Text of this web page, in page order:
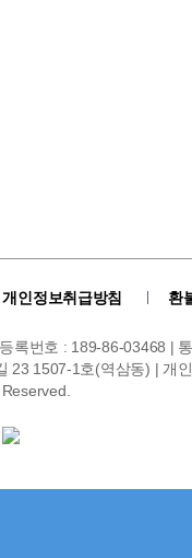
개인정보취급방침 환
록번호 : 189-86-03468 |
23 1507-1호(역삼동) | 개